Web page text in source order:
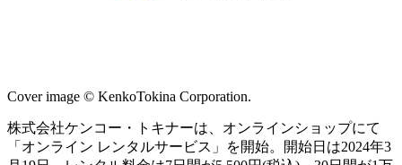
Cover image © KenkoTokina Corporation.
株式会社ケンコー・トキナーは、オンラインショップにて
「オンライン レンタルサービス」を開始。開始日は2024年3